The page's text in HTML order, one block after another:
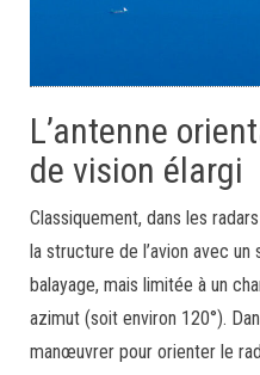
L’antenne
de vision élargi
Classiquement, dans les
la structure de l’avion avec
balayage, mais limitée à un
azimut (soit environ 120°).
manœuvrer pour orienter le